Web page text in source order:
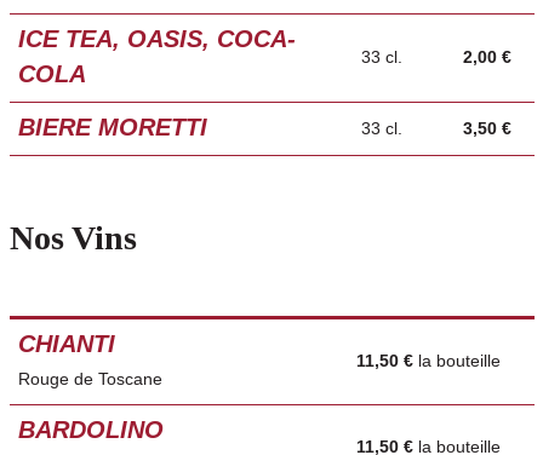
ICE TEA, OASIS, COCA-
COLA
33 cl. 2,00 €
BIERE MORETTI 33 cl. 3,50 €
Nos Vins
CHIANTI
Rouge de Toscane
11,50 € la bouteille
BARDOLINO
11,50 € la bouteille